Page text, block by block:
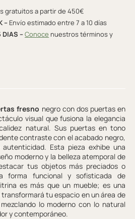
gratuitos a partir de 450€
– Envío estimado entre 7 a 10 días
DIAS –Conoce nuestros términos y
fresno negro con dos puertas en
visual que fusiona la elegancia
natural. Sus puertas en tono
contraste con el acabado negro,
Esta pieza exhibe una
moderno y la belleza atemporal de
tus objetos más preciados o
forma funcional y sofisticada de
es más que un mueble; es una
tu espacio en un área de
lo moderno con lo natural
y contemporáneo.